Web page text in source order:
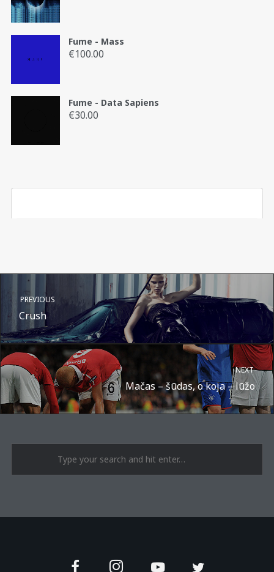
Fume - Mass
€100.00
Fume - Data Sapiens
€30.00
A post shared by Suru.lt - music multiactivity (@surufortherecord)
PREVIOUS
Crush
NEXT
Mačas – šūdas, o koja – lūžo